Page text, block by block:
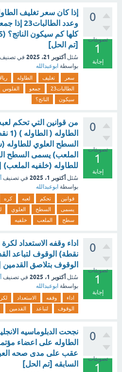
0
تصويتات
1
إجابة
وعدد
[تم الحل]
سُئل أكتوبر 21، 2025 في تصنيف
بواسطة ابوعبدالله
سعر تغليف الطاوله
الطالبات23
جمعو الفلوس
سيكون
الناتج؟
0
تصويتات
1
إجابة
من قوانين التي تحكم
السطح العلوي
الملعب) يسمى السطح
للطاوله (خلفيه الملعب)
سُئل أكتوبر 1، 2025 في تصنيف
بواسطة ابوعبدالله
قوانين تحكم لعبه كره
يسمى
السطح العلوي
سطح
الملعب خلفيه
0
تصويتات
1
إجابة
نقطة) الوقوف لتباعد
الوقوف بتلاصق القدمين
سُئل أكتوبر 1، 2025 في تصنيف
بواسطة ابوعبدالله
اداء وقفه الاستعداد
الوقوف
لتباعد القدمين
0
تصويتات
1
نجحت الدبلوماسيه
الطاوله على اعضاء
عقب على مدى صحه
السابقه [تم الحل]